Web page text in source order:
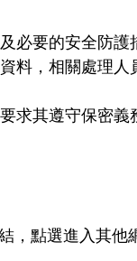
必要的安全防
料，相關處理
求其遵守保密
，點選進入其他